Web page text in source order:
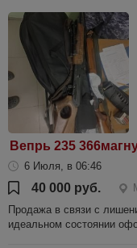
Вепрь 235
6 Июля, в 06:46
40 000 руб.
Продажа в связи с
идеальном состоянии